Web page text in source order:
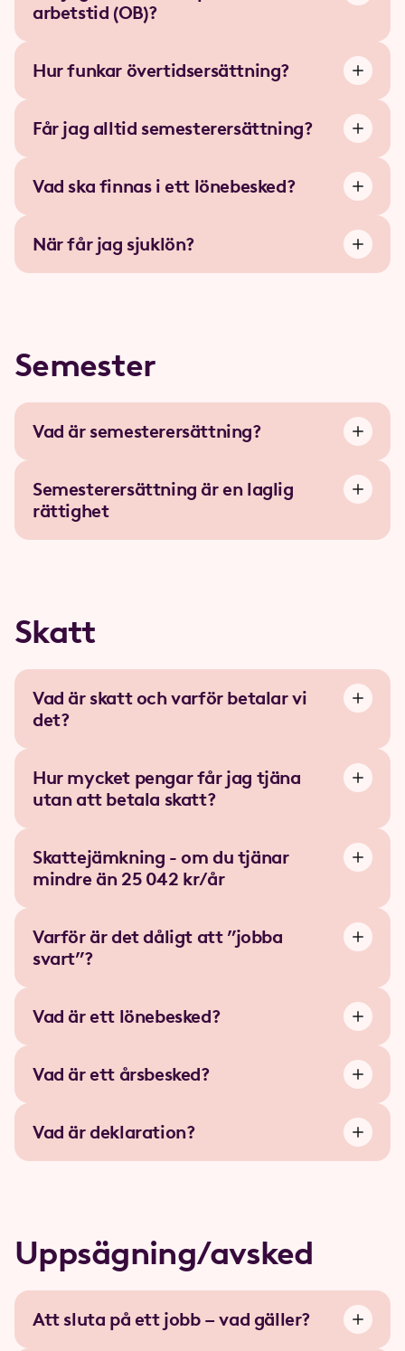
arbetstid (OB)?
Hur funkar övertidsersättning?
Får jag alltid semesterersättning?
Vad ska finnas i ett lönebesked?
När får jag sjuklön?
Semester
Vad är semesterersättning?
Semesterersättning är en laglig
rättighet
Skatt
Vad är skatt och varför betalar vi
det?
Hur mycket pengar får jag tjäna
utan att betala skatt?
Skattejämkning - om du tjänar
mindre än 25 042 kr/år
Varför är det dåligt att ”jobba
svart”?
Vad är ett lönebesked?
Vad är ett årsbesked?
Vad är deklaration?
Uppsägning/avsked
Att sluta på ett jobb – vad gäller?